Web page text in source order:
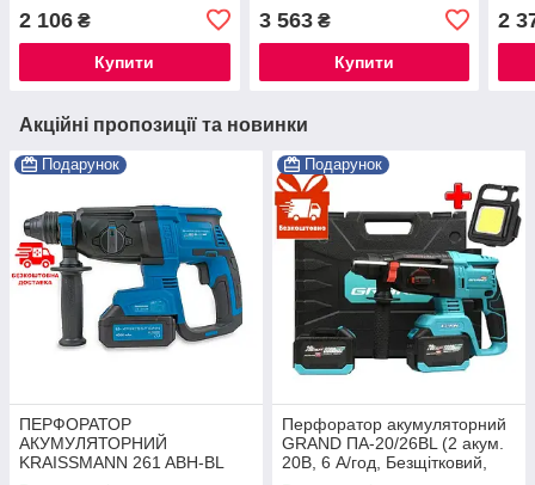
(каркас) в коробці ®
2 106 ₴
Купити
3 563₴
Купити
2
Акційні пропозиції та новинки
Подарунок
ПЕРФОРАТОР
АКУМУЛЯТОРНИЙ
KRAISSMANN 261 ABH-BL
Подарунок
Перфоратор акумуляторний
GRAND ПА-20/26BL (2 акум.
20В, 6 А/год, Безщітковий,